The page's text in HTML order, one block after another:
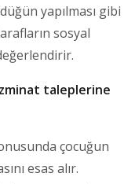
yapılması gibi
sosyal
taleplerine
çocuğun
esas alır.